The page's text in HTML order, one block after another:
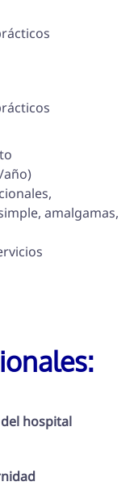
año)
amalgamas,
hospital